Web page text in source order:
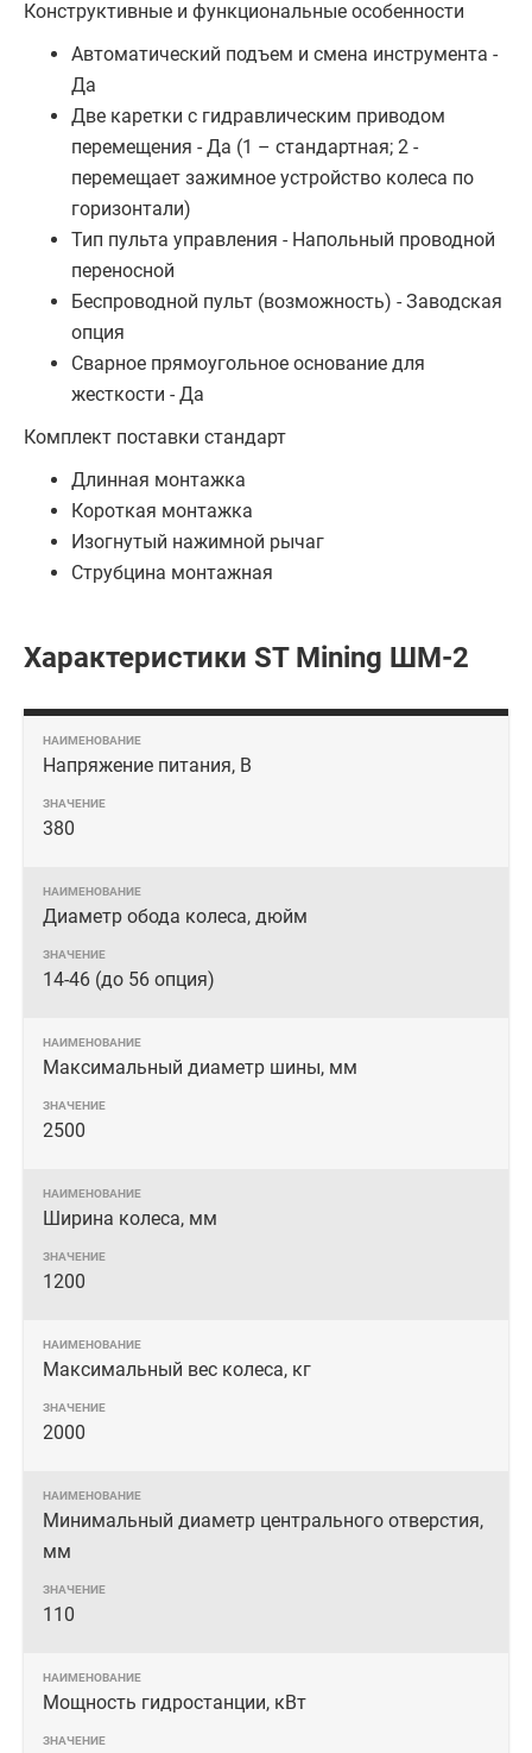
Конструктивные и функциональные особенности
Автоматический подъем и смена инструмента -
Да
Две каретки с гидравлическим приводом
перемещения - Да (1 – стандартная; 2 -
перемещает зажимное устройство колеса по
горизонтали)
Тип пульта управления - Напольный проводной
переносной
Беспроводной пульт (возможность) - Заводская
опция
Сварное прямоугольное основание для
жесткости - Да
Комплект поставки стандарт
Длинная монтажка
Короткая монтажка
Изогнутый нажимной рычаг
Струбцина монтажная
Характеристики ST Mining ШМ-2
Напряжение питания, В
380
Диаметр обода колеса, дюйм
14-46 (до 56 опция)
Максимальный диаметр шины, мм
2500
Ширина колеса, мм
1200
Максимальный вес колеса, кг
2000
Минимальный диаметр центрального отверстия,
мм
110
Мощность гидростанции, кВт